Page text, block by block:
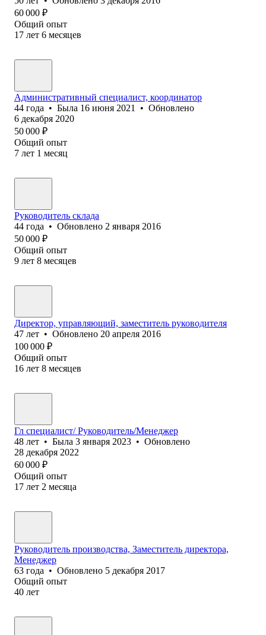
60 000 ₽
Общий опыт
17 лет 6 месяцев
Административный специалист, координатор
44 года • Была 16 июня 2021 • Обновлено
6 декабря 2020
50 000 ₽
Общий опыт
7 лет 1 месяц
Руководитель склада
44 года • Обновлено 2 января 2016
50 000 ₽
Общий опыт
9 лет 8 месяцев
Директор, управляющий, заместитель руководителя
47 лет • Обновлено 20 апреля 2016
100 000 ₽
Общий опыт
16 лет 8 месяцев
Гл специалист/ Руководитель/Менеджер
48 лет • Была 3 января 2023 • Обновлено
28 декабря 2022
60 000 ₽
Общий опыт
17 лет 2 месяца
Руководитель производства, Заместитель директора,
Менеджер
63 года • Обновлено 5 декабря 2017
Общий опыт
40 лет